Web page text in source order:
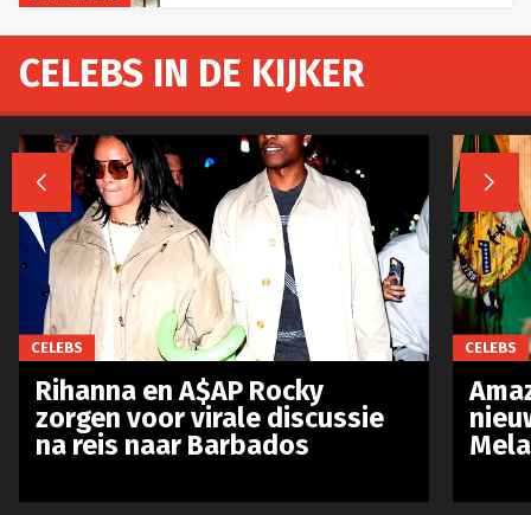
CELEBS IN DE KIJKER
 
CELEBS
Rihanna en A$AP Rocky
zorgen voor virale discussie
na reis naar Barbados
CELEBS